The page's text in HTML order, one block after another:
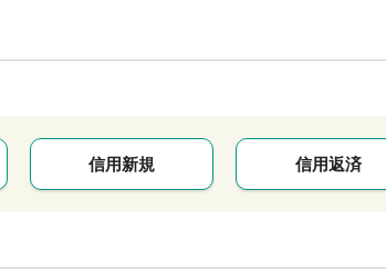
信用新規 信用返済